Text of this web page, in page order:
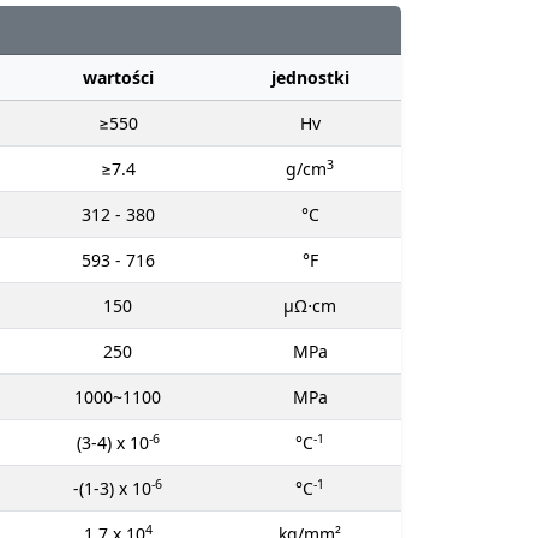
wartości
jednostki
≥550
Hv
≥7.4
g/cm3
312 - 380
°C
593 - 716
°F
150
μΩ⋅cm
250
MPa
1000~1100
MPa
(3-4) x 10-6 °C-1
-(1-3) x 10-6 °C-1
4